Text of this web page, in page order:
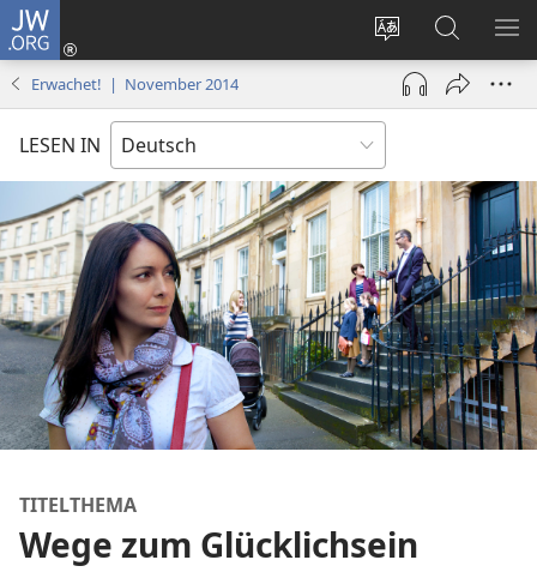
JW.ORG
Websitesprache
ändern
Anmelden
(öffnet
neues
Fenster)
Suche
Erwachet! | November 2014
LESEN IN
TITELTHEMA
Wege zum Glücklichsein